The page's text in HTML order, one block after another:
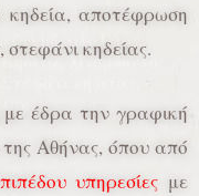
κηδειών Ίλιον.
Μνημόσυνο,
κηδεία, αποτέφρωση
κηδείας.
με έδρα την γραφική
Αθήνας, όπου από
υπηρεσίες με